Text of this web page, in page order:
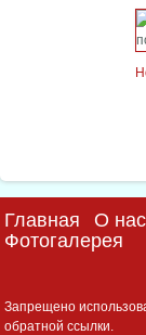
Главная О нас
Фотогалерея
Запрещено
обратной ссылки.